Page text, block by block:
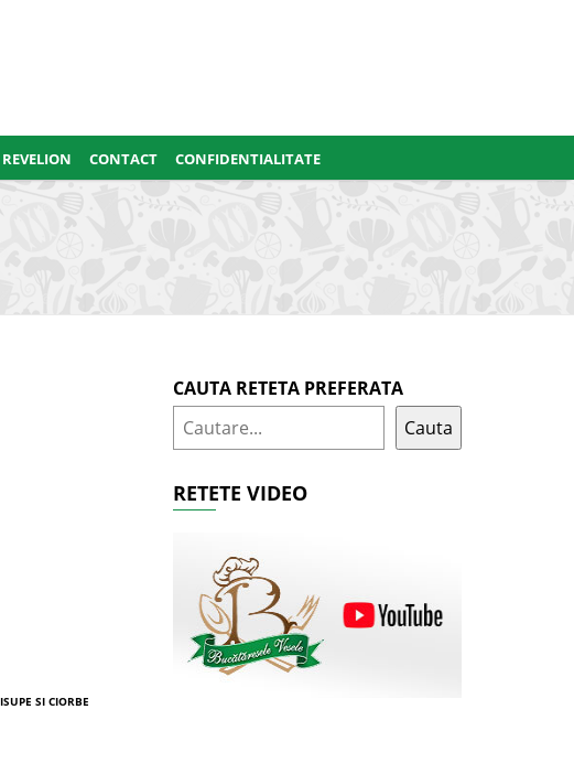
CONTACT CONFIDENTIALITATE
SUPE SI CIORBE
CAUTA RETETA PREFERATA
Cauta
RETETE VIDEO